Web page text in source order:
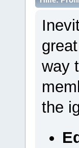
way
the